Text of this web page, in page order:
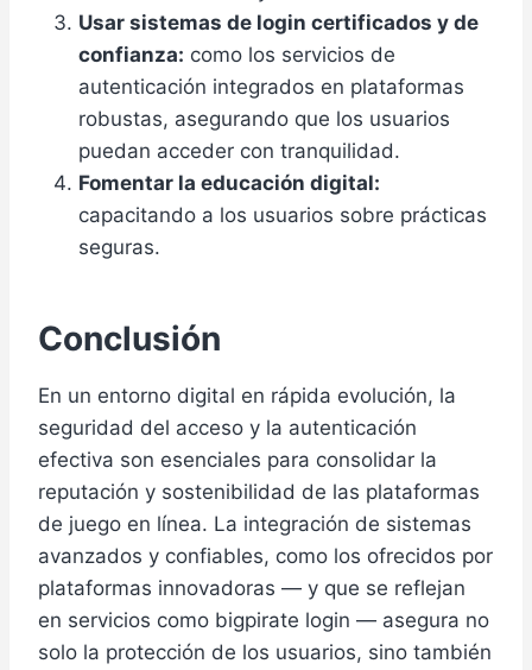
Usar sistemas de login certificados y de
confianza: como los servicios de
autenticación integrados en plataformas
robustas, asegurando que los usuarios
puedan acceder con tranquilidad.
Fomentar la educación digital:
capacitando a los usuarios sobre prácticas
seguras.
Conclusión
En un entorno digital en rápida evolución, la
seguridad del acceso y la autenticación
efectiva son esenciales para consolidar la
reputación y sostenibilidad de las plataformas
de juego en línea. La integración de sistemas
avanzados y confiables, como los ofrecidos por
plataformas innovadoras — y que se reflejan
en servicios como bigpirate login — asegura no
solo la protección de los usuarios, sino también